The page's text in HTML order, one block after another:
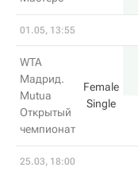
01.05, 13:55
WTA
Мадрид.
Mutua
Открытый
чемпионат
Female
Single
25.03, 18:00